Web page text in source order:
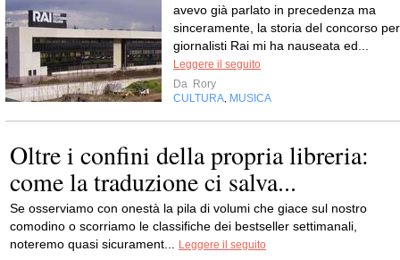
avevo già parlato in precedenza ma
sinceramente, la storia del concorso per
giornalisti Rai mi ha nauseata ed...
Leggere il seguito
Da Rory
CULTURA MUSICA
Oltre i confini della propria libreria:
come la traduzione ci salva...
Se osserviamo con onestà la pila di volumi che giace sul nostro
comodino o scorriamo le classifiche dei bestseller settimanali,
noteremo quasi sicurament...
Leggere il seguito